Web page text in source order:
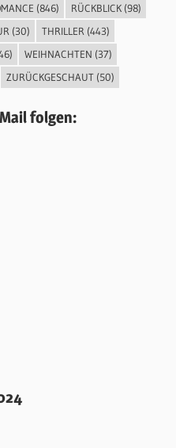
(846) RÜCKBLICK(98)
(30) THRILLER (443)
WEIHNACHTEN (37)
ZURÜCKGESCHAUT(50)
folgen: